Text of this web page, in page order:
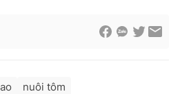
nuôi tôm